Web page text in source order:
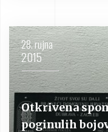
28. rujna
2015
Otkrivena
poginulih